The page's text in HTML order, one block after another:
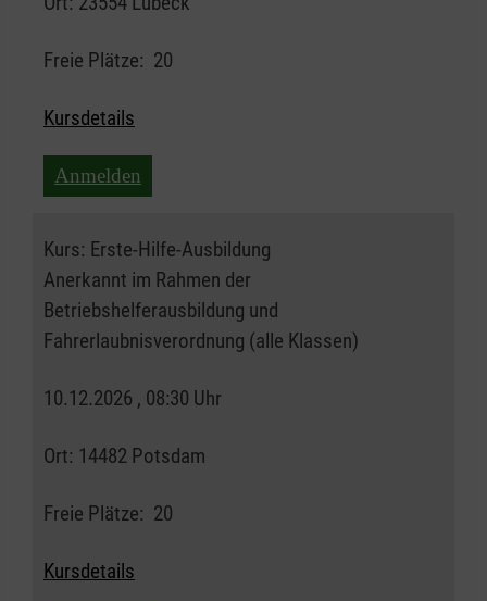
Freie Plätze: 20
Kursdetails
Anmelden
Kurs: Erste-Hilfe-Ausbildung
Anerkannt im Rahmen der
Betriebshelferausbildung und
Fahrerlaubnisverordnung (alle Klassen)
10.12.2026 , 08:30 Uhr
Ort: 14482 Potsdam
Freie Plätze: 20
Kursdetails